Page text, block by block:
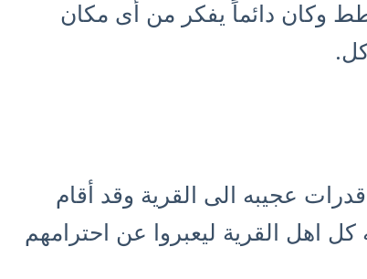
وكان دائماً يفكر من أى مكان
عجيبه الى القرية وقد أقام
اهل القرية ليعبروا عن احترامهم